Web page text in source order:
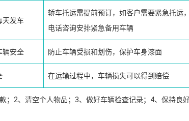
天发车
轿车托运需提前预订，如客户需要紧急托运
电话咨询安排紧急备用车辆
辆安全 防止车辆受损和划伤，保护车身漆面
在运输过程中，车辆损失可以得到赔偿
；2、清空个人物品；3、做好车辆检查记录；4、保持良